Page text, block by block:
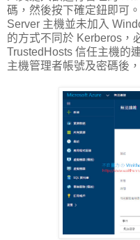
碼，然後按下確定鈕即可
Server 主機並未加入
的方式不同於 Kerberos，
TrustedHosts 信任主機的
主機管理者帳號及密碼後